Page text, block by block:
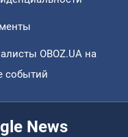
OBOZ.UA на
событий
News